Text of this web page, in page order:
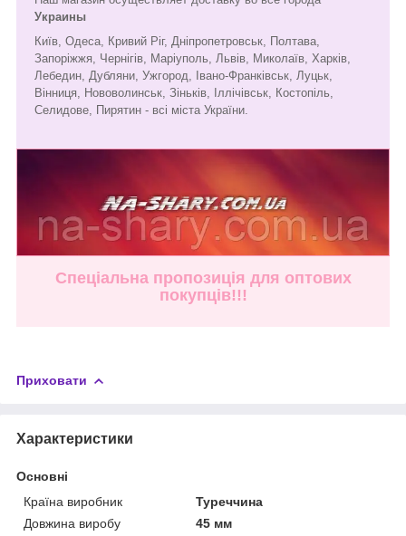
Украины
Київ, Одеса, Кривий Ріг, Дніпропетровськ, Полтава,
Запоріжжя, Чернігів, Маріуполь, Львів, Миколаїв, Харків,
Лебедин, Дубляни, Ужгород, Івано-Франківськ, Луцьк,
Вінниця, Нововолинськ, Зіньків, Іллічівськ, Костопіль,
Селидове, Пирятин - всі міста України.
Спеціальна пропозиція для оптових
покупців!!!
Приховати
Характеристики
Основні
Країна виробник
Туреччина
Довжина виробу
45 мм